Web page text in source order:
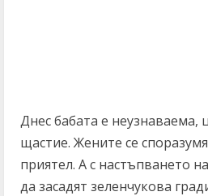
Днес бабата е неузнаваема,
щастие. Жените се
приятел. А с настъпването
да засадят зеленчукова